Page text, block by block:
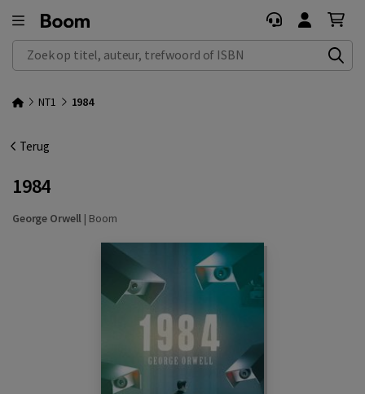
Zoek op titel, auteur, trefwoord of ISBN
NT1 1984
Terug
1984
George Orwell | Boom